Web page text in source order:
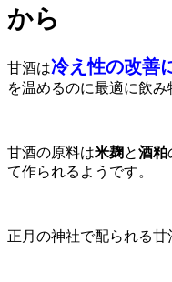
から
甘酒は冷え性の改善
を温めるのに最適に飲み
甘酒の原料は米麹と酒粕
て作られるようです。
正月の神社で配られる甘